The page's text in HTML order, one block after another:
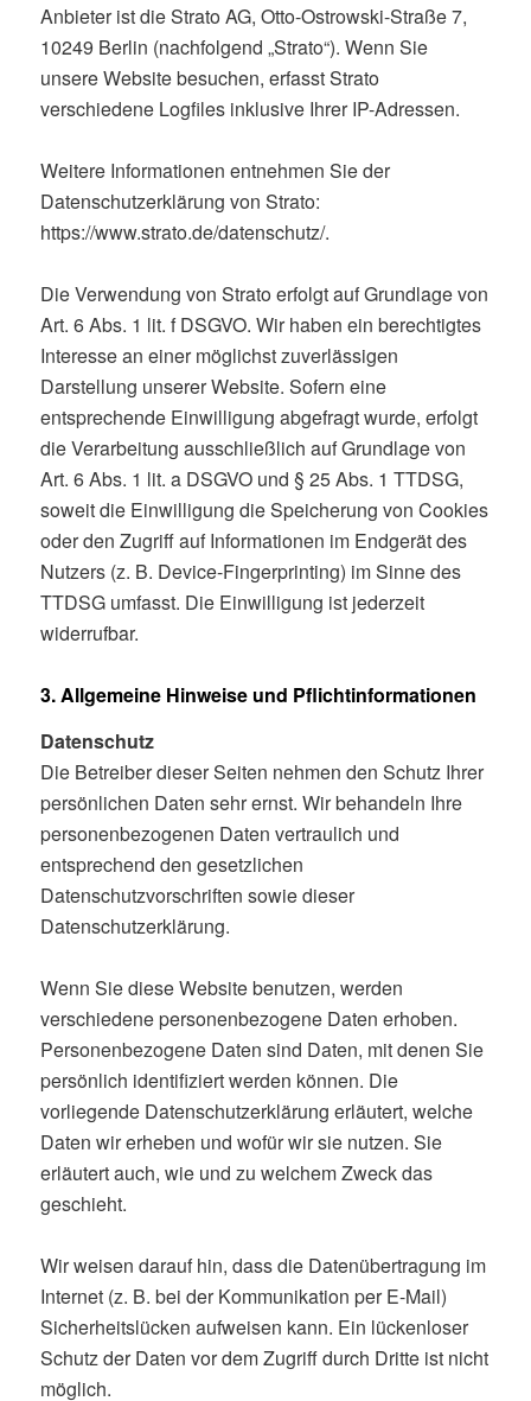
Anbieter ist die Strato AG, Otto-Ostrowski-Straße 7,
10249 Berlin (nachfolgend „Strato“). Wenn Sie
unsere Website besuchen, erfasst Strato
verschiedene Logfiles inklusive Ihrer IP-Adressen.
Weitere Informationen entnehmen Sie der
Datenschutzerklärung von Strato:
https://www.strato.de/datenschutz/.
Die Verwendung von Strato erfolgt auf Grundlage von
Art. 6 Abs. 1 lit. f DSGVO. Wir haben ein berechtigtes
Interesse an einer möglichst zuverlässigen
Darstellung unserer Website. Sofern eine
entsprechende Einwilligung abgefragt wurde, erfolgt
die Verarbeitung ausschließlich auf Grundlage von
Art. 6 Abs. 1 lit. a DSGVO und § 25 Abs. 1 TTDSG,
soweit die Einwilligung die Speicherung von Cookies
oder den Zugriff auf Informationen im Endgerät des
Nutzers (z. B. Device-Fingerprinting) im Sinne des
TTDSG umfasst. Die Einwilligung ist jederzeit
widerrufbar.
3. Allgemeine Hinweise und Pflichtinformationen
Datenschutz
Die Betreiber dieser Seiten nehmen den Schutz Ihrer
persönlichen Daten sehr ernst. Wir behandeln Ihre
personenbezogenen Daten vertraulich und
entsprechend den gesetzlichen
Datenschutzvorschriften sowie dieser
Datenschutzerklärung.
Wenn Sie diese Website benutzen, werden
verschiedene personenbezogene Daten erhoben.
Personenbezogene Daten sind Daten, mit denen Sie
persönlich identifiziert werden können. Die
vorliegende Datenschutzerklärung erläutert, welche
Daten wir erheben und wofür wir sie nutzen. Sie
erläutert auch, wie und zu welchem Zweck das
geschieht.
Wir weisen darauf hin, dass die Datenübertragung im
Internet (z. B. bei der Kommunikation per E-Mail)
Sicherheitslücken aufweisen kann. Ein lückenloser
Schutz der Daten vor dem Zugriff durch Dritte ist nicht
möglich.